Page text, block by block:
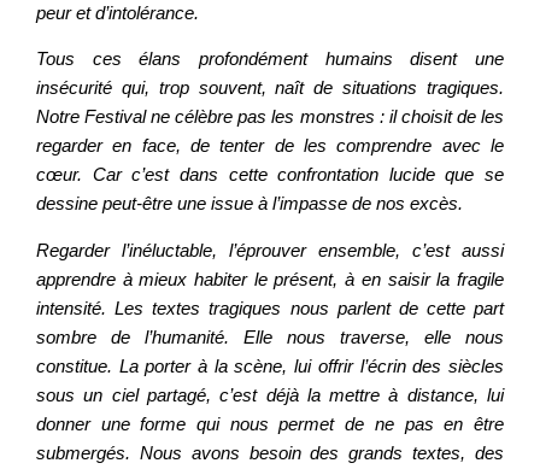
peur et d’intolérance.
Tous ces élans profondément humains disent une
insécurité qui, trop souvent, naît de situations tragiques.
Notre Festival ne célèbre pas les monstres : il choisit de les
regarder en face, de tenter de les comprendre avec le
cœur. Car c’est dans cette confrontation lucide que se
dessine peut-être une issue à l’impasse de nos excès.
Regarder l’inéluctable, l’éprouver ensemble, c’est aussi
apprendre à mieux habiter le présent, à en saisir la fragile
intensité. Les textes tragiques nous parlent de cette part
sombre de l’humanité. Elle nous traverse, elle nous
constitue. La porter à la scène, lui offrir l’écrin des siècles
sous un ciel partagé, c’est déjà la mettre à distance, lui
donner une forme qui nous permet de ne pas en être
submergés. Nous avons besoin des grands textes, des